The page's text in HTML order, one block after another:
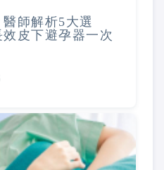
師解析5大選
皮下避孕器一次